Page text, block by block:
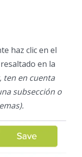
haz clic en el
en la
ten en cuenta
subsección o